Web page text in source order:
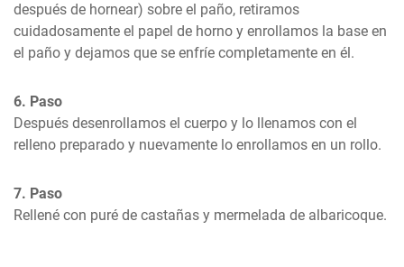
después de hornear) sobre el paño, retiramos
cuidadosamente el papel de horno y enrollamos la base en
el paño y dejamos que se enfríe completamente en él.
6. Paso
Después desenrollamos el cuerpo y lo llenamos con el
relleno preparado y nuevamente lo enrollamos en un rollo.
7. Paso
Rellené con puré de castañas y mermelada de albaricoque.